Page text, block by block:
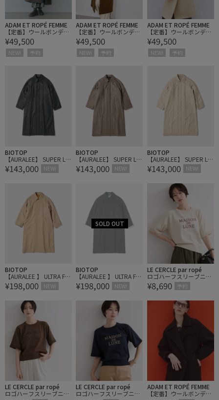
ADAM ET ROPÉ FEMME
【定番】ウールボンディ
ングラグランロングコー
ト
¥49,500
NEW! 予約
ADAM ET ROPÉ FEMME
【定番】ウールボンディ
ングラグランロングコー
ト
¥49,500
NEW! 予約
ADAM ET ROPÉ FEMME
【定番】ウールボンディ
ングラグランロングコー
ト
¥49,500
NEW! 予約
BIOTOP
【AURALEE】 SUPER LIG
HT WOOL PADDED COAT
¥143,000 NEW!
BIOTOP
【AURALEE】 SUPER LIG
HT WOOL PADDED COAT
¥143,000 NEW!
BIOTOP
【AURALEE】 SUPER LIG
HT WOOL PADDED COAT
¥143,000 NEW!
BIOTOP
【AURALEE 】 ULTRA FIN
E WOOL TWILL WOOL-LIN
ED COAT
¥198,000 NEW!
BIOTOP
【AURALEE 】 ULTRA FIN
E WOOL TWILL WOOL-LIN
ED COAT
¥198,000 NEW!
LE CERCLE par ropé
ロゴハーフスリーブニッ
トプルオーバー
¥8,690 予約
LE CERCLE par ropé
ロゴハーフスリーブニッ
LE CERCLE par ropé
ロゴハーフスリーブニッ
ADAM ET ROPÉ FEMME
【定番】ウールボンディ